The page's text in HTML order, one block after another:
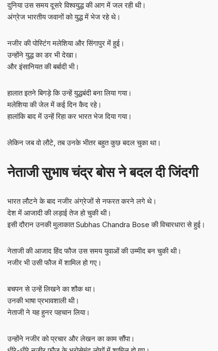
दुनिया उस समय दूसरे विश्वयुद्ध की आग में जल रही थी।
अंग्रेज भारतीय जवानों को युद्ध में भेज रहे थे।
नजीर की पोस्टिंग मलेशिया और सिंगापुर में हुई।
उन्होंने युद्ध का डर भी देखा।
और इंसानियत की बर्बादी भी।
हालात इतने बिगड़े कि उन्हें युद्धबंदी बना लिया गया।
मलेशिया की जेल में कई दिन कैद रहे।
हालांकि बाद में उन्हें रिहा कर भारत भेज दिया गया।
लेकिन जब वो लौटे, तब उनके भीतर बहुत कुछ बदल चुका था।
नेताजी सुभाष चंद्र बोस ने बदल दी जिंदगी
भारत लौटने के बाद नजीर अंग्रेजों से नफरत करने लगे थे।
देश में आजादी की लड़ाई तेज हो चुकी थी।
इसी दौरान उनकी मुलाकात Subhas Chandra Bose की विचारधारा से हुई।
नेताजी की आजाद हिंद फौज उस समय युवाओं की उम्मीद बन चुकी थी।
नजीर भी उसी फौज में शामिल हो गए।
बचपन से उन्हें लिखने का शौक था।
उनकी भाषा प्रभावशाली थी।
नेताजी ने यह हुनर पहचान लिया।
उन्होंने नजीर को प्रचार और लेखन का काम सौंपा।